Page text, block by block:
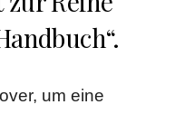
um eine